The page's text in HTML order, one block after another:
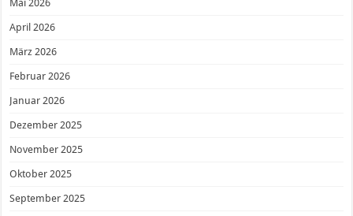
Mai 2026
April 2026
März 2026
Februar 2026
Januar 2026
Dezember 2025
November 2025
Oktober 2025
September 2025